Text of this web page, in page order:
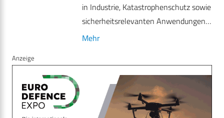
in Industrie, Katastrophenschutz sowie
sicherheitsrelevanten Anwendungen…
Mehr
Anzeige